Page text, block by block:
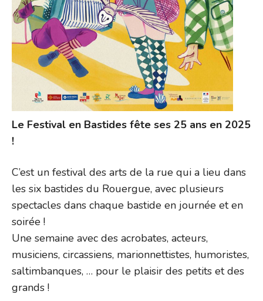
Le Festival en Bastides fête ses 25 ans en 2025
!
C’est un festival des arts de la rue qui a lieu dans
les six bastides du Rouergue, avec plusieurs
spectacles dans chaque bastide en journée et en
soirée !
Une semaine avec des acrobates, acteurs,
musiciens, circassiens, marionnettistes, humoristes,
saltimbanques, … pour le plaisir des petits et des
grands !